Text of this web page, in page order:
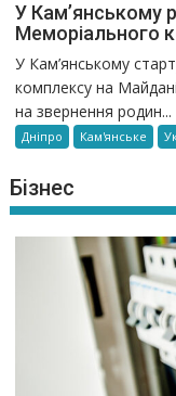
У Кам’янському
Меморіального
У Кам’янському
комплексу на
на звернення родин...
Дніпро Кам'янське
Бізнес